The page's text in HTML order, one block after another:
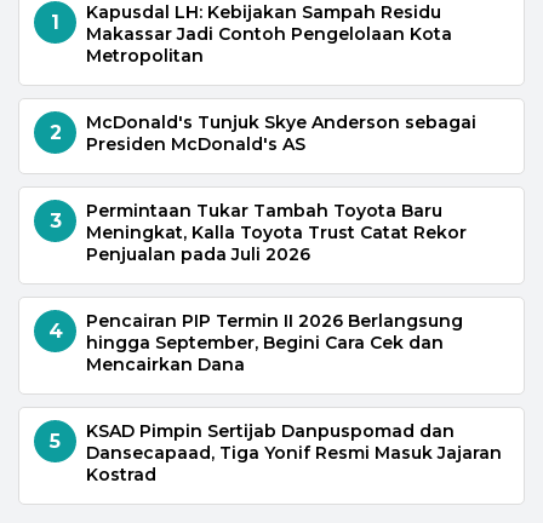
1
Kapusdal LH: Kebijakan Sampah Residu
Makassar Jadi Contoh Pengelolaan Kota
Metropolitan
2
McDonald's Tunjuk Skye Anderson sebagai
Presiden McDonald's AS
3
Permintaan Tukar Tambah Toyota Baru
Meningkat, Kalla Toyota Trust Catat Rekor
Penjualan pada Juli 2026
4
Pencairan PIP Termin II 2026 Berlangsung
hingga September, Begini Cara Cek dan
Mencairkan Dana
5
KSAD Pimpin Sertijab Danpuspomad dan
Dansecapaad, Tiga Yonif Resmi Masuk Jajaran
Kostrad